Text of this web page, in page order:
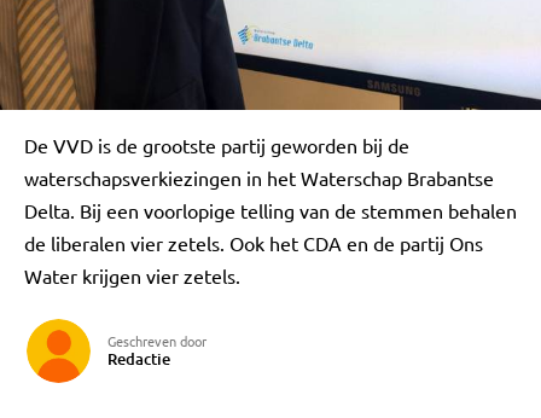
De VVD is de grootste partij geworden bij de
waterschapsverkiezingen in het Waterschap Brabantse
Delta. Bij een voorlopige telling van de stemmen behalen
de liberalen vier zetels. Ook het CDA en de partij Ons
Water krijgen vier zetels.
Geschreven door
Redactie